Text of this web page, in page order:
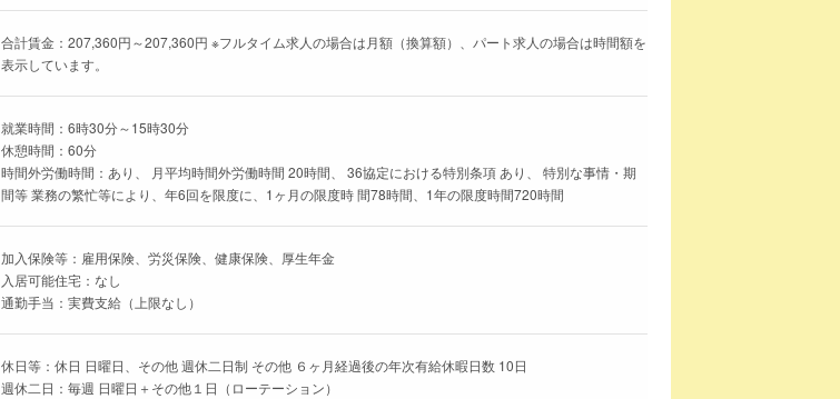
合計賃金：207,360円～207,360円 ※フルタイム求人の場合は月額（換算額）、パート求人の場合は時間額を
表示しています。
就業時間：6時30分～15時30分
休憩時間：60分
時間外労働時間：あり、 月平均時間外労働時間 20時間、 36協定における特別条項 あり、 特別な事情・期
間等 業務の繁忙等により、年6回を限度に、1ヶ月の限度時 間78時間、1年の限度時間720時間
加入保険等：雇用保険、労災保険、健康保険、厚生年金
入居可能住宅：なし
通勤手当：実費支給（上限なし）
休日等：休日 日曜日、その他 週休二日制 その他 ６ヶ月経過後の年次有給休暇日数 10日
週休二日：毎週 日曜日＋その他１日（ローテーション）